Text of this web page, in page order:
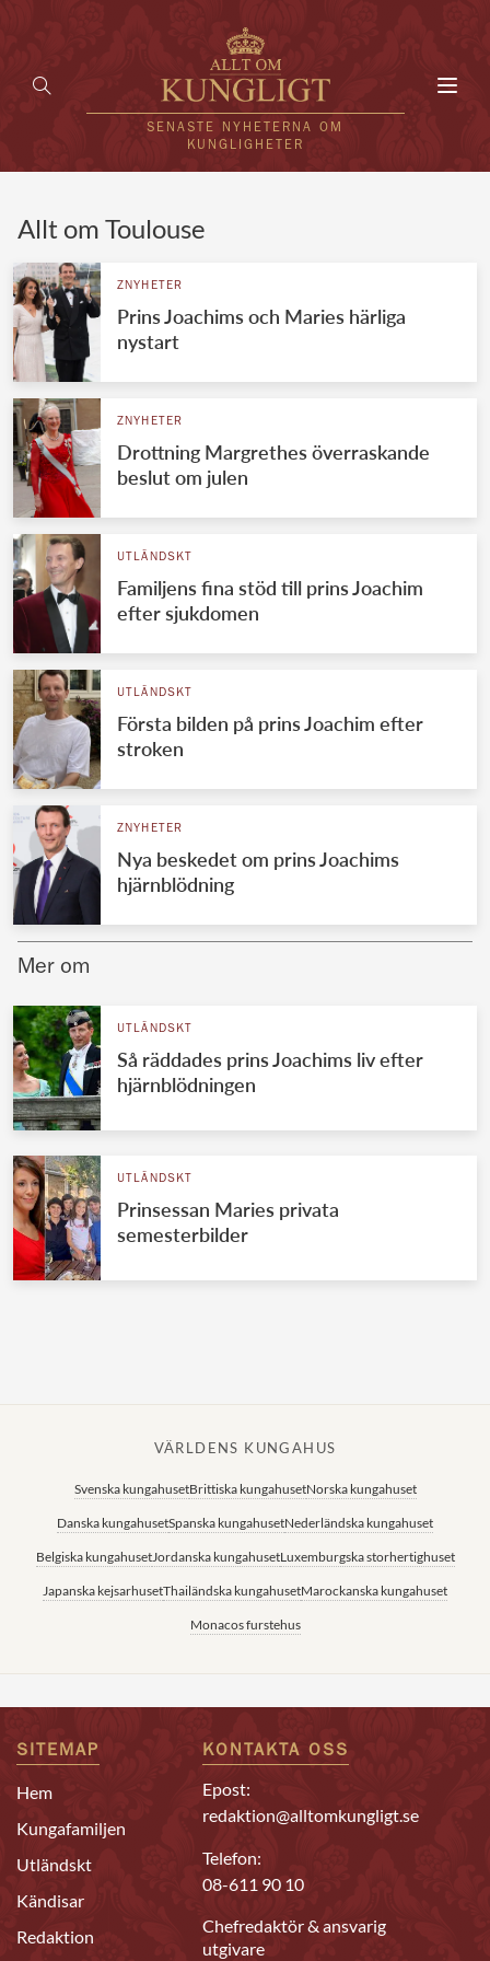
SENASTE NYHETERNA OM
KUNGLIGHETER
UTLÄNDSKT
VÄRLDENS KUNGAHUS
Svenska kungahuset
Brittiska kungahuset
Danska kungahuset
Spanska kungahuset
Jordanska kungahuset
Luxemburgska storhertighuset
Japanska kejsarhuset
Thailändska kungahuset
Marockanska kungahuset
REDAKTION
Allt om Toulouse
ZNYHETER
Prins Joachims och Maries härliga
nystart
ZNYHETER
Drottning Margrethes överraskande
beslut om julen
UTLÄNDSKT
Familjens fina stöd till prins Joachim
efter sjukdomen
UTLÄNDSKT
Första bilden på prins Joachim efter
stroken
ZNYHETER
Nya beskedet om prins Joachims
hjärnblödning
Mer om
UTLÄNDSKT
Så räddades prins Joachims liv efter
hjärnblödningen
UTLÄNDSKT
Prinsessan Maries privata
semesterbilder
VÄRLDENS KUNGAHUS
Svenska kungahusetBrittiska kungahusetNorska kungahuset
Danska kungahusetSpanska kungahusetNederländska kungahuset
Belgiska kungahusetJordanska kungahusetLuxemburgska storhertighuset
Japanska kejsarhusetThailändska kungahusetMarockanska kungahuset
Monacos furstehus
SITEMAP
Hem
Kungafamiljen
Utländskt
Kändisar
Redaktion
KONTAKTA OSS
Epost:
redaktion@alltomkungligt.se
Telefon:
08-611 90 10
Chefredaktör & ansvarig
utgivare